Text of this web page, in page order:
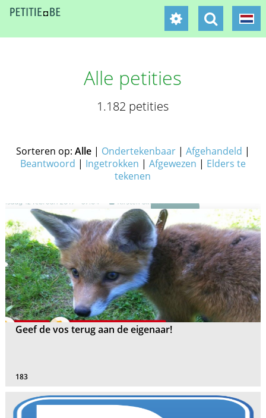
Alle petities
1.182 petities
Sorteren op: Alle| Ondertekenbaar| Afgehandeld |
Beantwoord | Ingetrokken | Afgewezen | Elders te
tekenen
Geef de vos terug aan de eigenaar!
183